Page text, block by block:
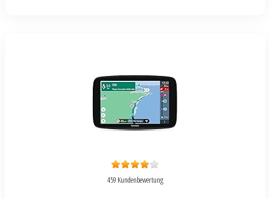
459 Kundenbewertung